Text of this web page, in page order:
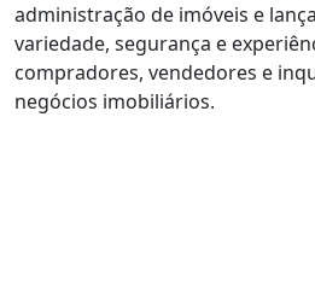
administração de imóveis e
variedade, segurança e
compradores, vendedores e
negócios imobiliários.